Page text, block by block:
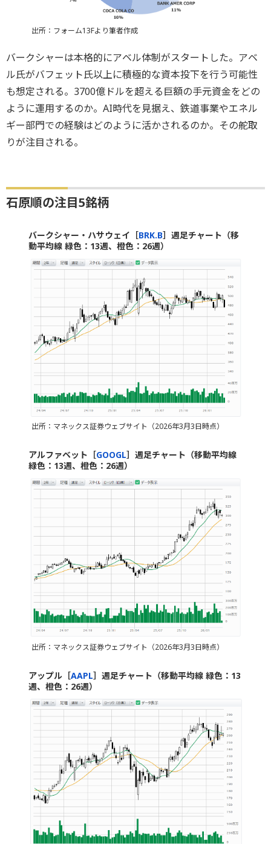
出所：フォーム13Fより筆者作成
バークシャーは本格的にアベル体制がスタートした。アベ
ル氏がバフェット氏以上に積極的な資本投下を行う可能性
も想定される。3700億ドルを超える巨額の手元資金をどの
ように運用するのか。AI時代を見据え、鉄道事業やエネル
ギー部門での経験はどのように活かされるのか。その舵取
りが注目される。
石原順の注目5銘柄
バークシャー・ハサウェイ［BRK.B］週足チャート（移
動平均線 緑色：13週、橙色：26週）
出所：マネックス証券ウェブサイト（2026年3月3日時点）
アルファベット［GOOGL］週足チャート（移動平均線
緑色：13週、橙色：26週）
出所：マネックス証券ウェブサイト（2026年3月3日時点）
アップル［AAPL］週足チャート（移動平均線 緑色：13
週、橙色：26週）